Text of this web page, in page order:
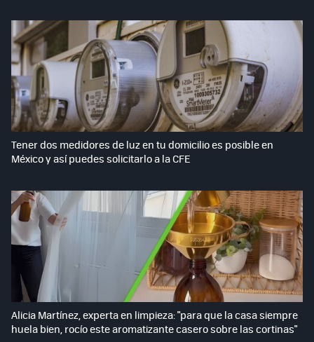
Tener dos medidores de luz en tu domicilio es posible en
México y así puedes solicitarlo a la CFE
Alicia Martínez, experta en limpieza: "para que la casa siempre
huela bien, rocío este aromatizante casero sobre las cortinas"